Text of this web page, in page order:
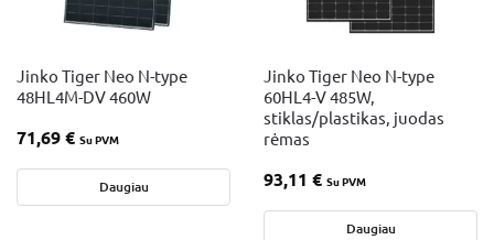
Jinko Tiger Neo N-type
48HL4M-DV 460W
71,69€ Su PVM
Daugiau
Jinko Tiger Neo N-type
60HL4-V 485W,
stiklas/plastikas, juodas
rėmas
93,11 € Su PVM
Daugiau